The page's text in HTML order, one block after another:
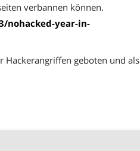
verbannen können.
nohacked-year-in-
Hackerangriffen geboten und als